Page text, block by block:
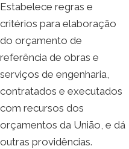
Estabelece regras e
critérios para elaboração
do orçamento de
referência de obras e
serviços de engenharia,
contratados e executados
com recursos dos
orçamentos da União, e dá
outras providências.